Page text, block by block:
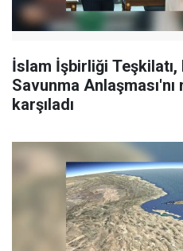
İslam İşbirliği
Savunma
karşıladı